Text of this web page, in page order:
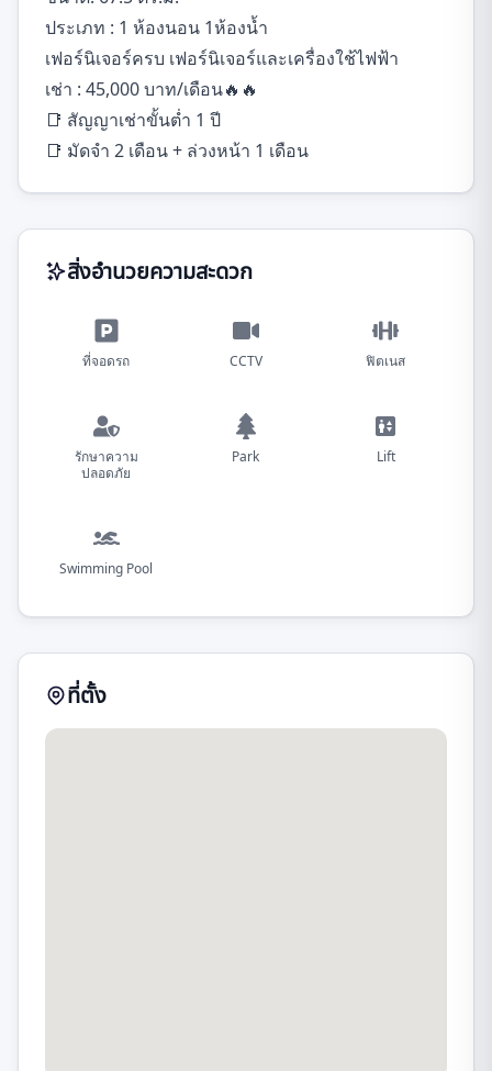
ประเภท : 1 ห้องนอน 1ห้องน้ำ
เฟอร์นิเจอร์ครบ เฟอร์นิเจอร์และเครื่องใช้ไฟฟ้า
เช่า : 45,000 บาท/เดือน🔥🔥
📑 สัญญาเช่าขั้นต่ำ 1 ปี
📑 มัดจำ 2 เดือน + ล่วงหน้า 1 เดือน
สิ่งอำนวยความสะดวก
ที่จอดรถ CCTV ฟิตเนส
รักษาความ
ปลอดภัย
Park Lift
Swimming Pool
ที่ตั้ง